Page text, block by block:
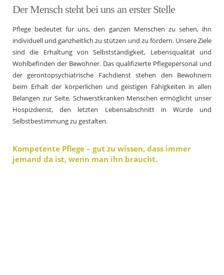
Der Mensch steht bei uns an erster Stelle
Pflege bedeutet für uns, den ganzen Menschen zu sehen, ihn
individuell und ganzheitlich zu stützen und zu fördern. Unsere Ziele
sind die Erhaltung von Selbstständigkeit, Lebensqualität und
Wohlbefinden der Bewohner. Das qualifizierte Pflegepersonal und
der gerontopsychiatrische Fachdienst stehen den Bewohnern
beim Erhalt der körperlichen und geistigen Fähigkeiten in allen
Belangen zur Seite. Schwerstkranken Menschen ermöglicht unser
Hospizdienst, den letzten Lebensabschnitt in Würde und
Selbstbestimmung zu gestalten.
Kompetente Pflege – gut zu wissen, dass immer
jemand da ist, wenn man ihn braucht.